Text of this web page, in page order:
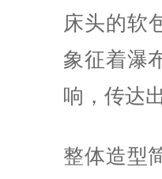
床头的软
象征着瀑
响，传达
整体造型